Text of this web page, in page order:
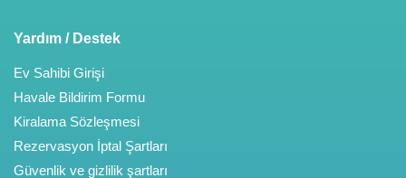
Yardım / Destek
Ev Sahibi Girişi
Havale Bildirim Formu
Kiralama Sözleşmesi
Rezervasyon İptal Şartları
Güvenlik ve gizlilik şartları